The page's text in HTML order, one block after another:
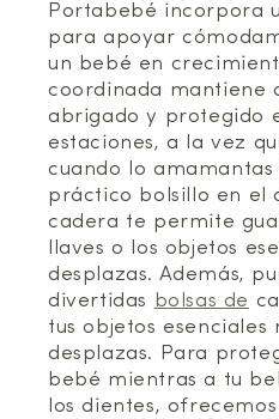
Portabebé incorpora
para apoyar
un bebé en
coordinada mantiene
abrigado y protegido
estaciones, a la vez
cuando lo amamantas
práctico bolsillo en el
cadera te permite
llaves o los objetos
desplazas. Además,
divertidas
bolsas de
tus objetos esenciales
desplazas. Para
bebé mientras a tu
los dientes, ofrecemos